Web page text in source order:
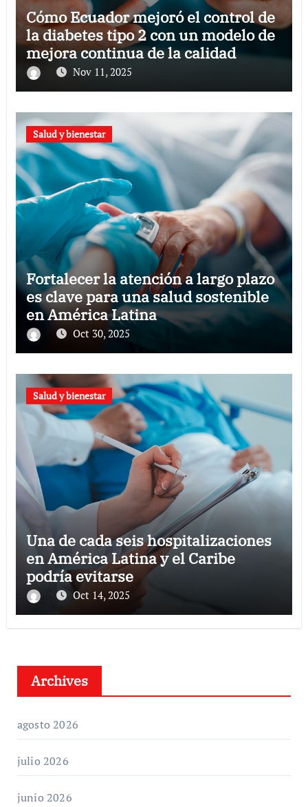
Cómo Ecuador mejoró el control de
la diabetes tipo 2 con un modelo de
mejora continua de la calidad
Nov 11, 2025
Salud y bienestar
Fortalecer la atención a largo plazo
es clave para una salud sostenible
en América Latina
Oct 30, 2025
Salud y bienestar
Una de cada seis hospitalizaciones
en América Latina y el Caribe
podría evitarse
Oct 14, 2025
Archives
agosto 2026
julio 2026
junio 2026